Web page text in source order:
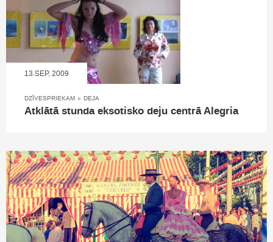
13.SEP, 2009
DZĪVESPRIEKAM » DEJA
Atklātā stunda eksotisko deju centrā Alegria